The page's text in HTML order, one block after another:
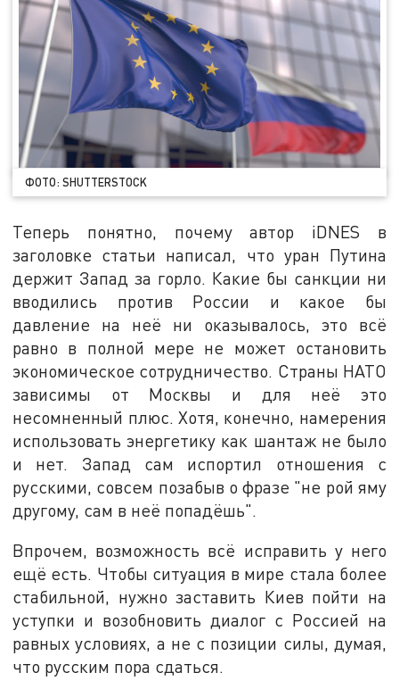
ФОТО: SHUTTERSTOCK
Теперь понятно, почему автор iDNES в
заголовке статьи написал, что уран Путина
держит Запад за горло. Какие бы санкции ни
вводились против России и какое бы
давление на неё ни оказывалось, это всё
равно в полной мере не может остановить
экономическое сотрудничество. Страны НАТО
зависимы от Москвы и для неё это
несомненный плюс. Хотя, конечно, намерения
использовать энергетику как шантаж не было
и нет. Запад сам испортил отношения с
русскими, совсем позабыв о фразе "не рой яму
другому, сам в неё попадёшь".
Впрочем, возможность всё исправить у него
ещё есть. Чтобы ситуация в мире стала более
стабильной, нужно заставить Киев пойти на
уступки и возобновить диалог с Россией на
равных условиях, а не с позиции силы, думая,
что русским пора сдаться.